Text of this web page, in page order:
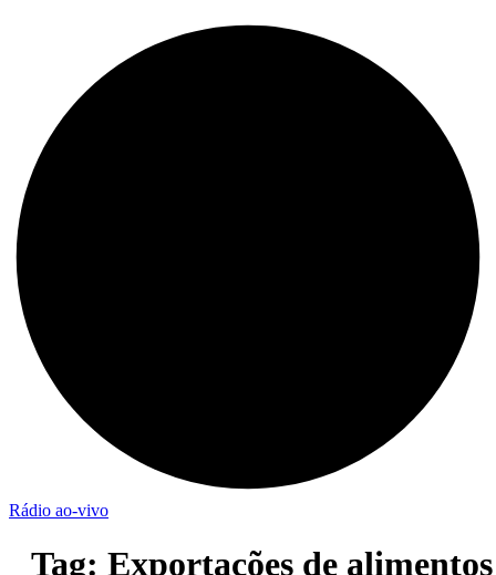
Rádio ao-vivo
Tag: Exportações de alimentos